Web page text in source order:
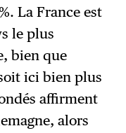
La France est
le plus
bien que
ici bien plus
affirment
alors